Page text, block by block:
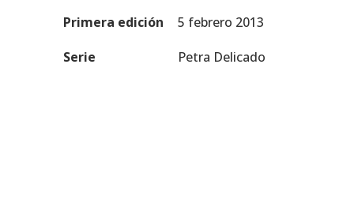
Primera edición
5 febrero 2013
Serie
Petra Delicado